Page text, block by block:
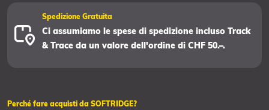
Spedizione Gratuita
Ci assumiamo le spese di spedizione incluso Track
& Trace da un valore dell'ordine di CHF 50.–.
Perché fare acquisti da SOFTRIDGE?